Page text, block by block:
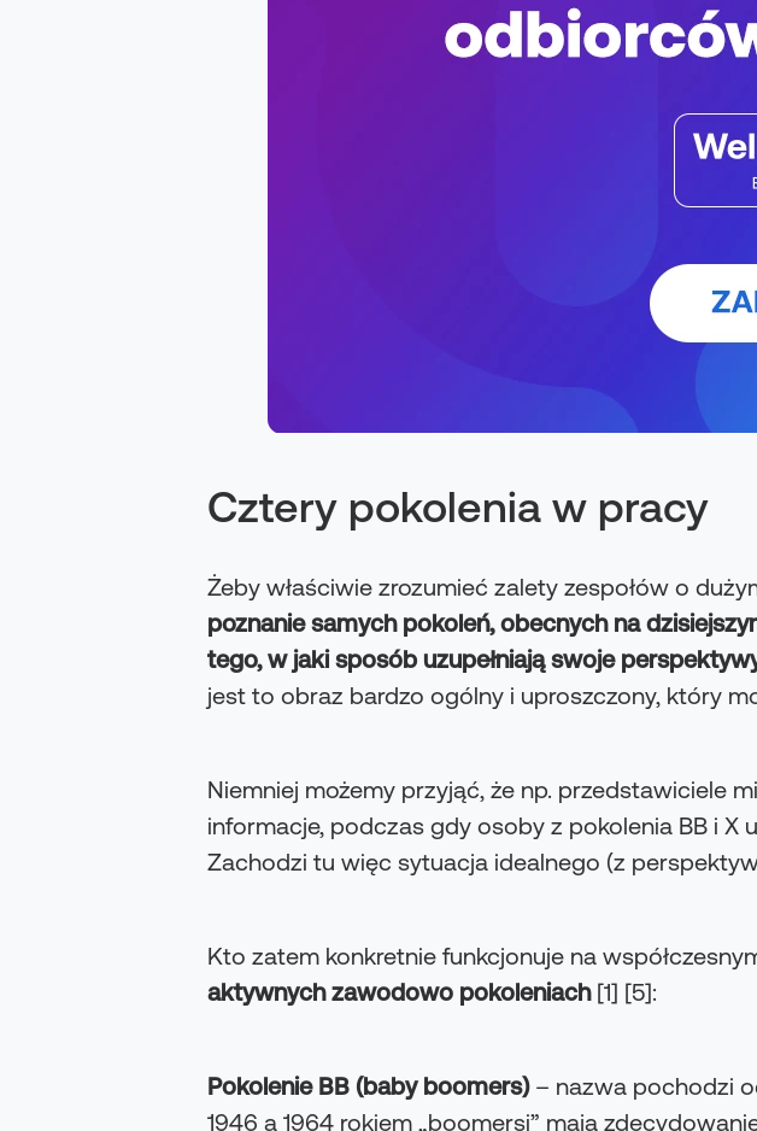
Cztery pokolenia w pracy
Żeby właściwie zrozumieć zalety zespołów o
poznanie samych pokoleń, obecnych na
tego, w jaki sposób uzupełniają swoje
jest to obraz bardzo ogólny i uproszczony, który
Niemniej możemy przyjąć, że np. przedstawiciele
informacje, podczas gdy osoby z pokolenia BB i
Zachodzi tu więc sytuacja idealnego (z
Kto zatem konkretnie funkcjonuje na
aktywnych zawodowo pokoleniach[1] [5]:
Pokolenie BB (baby boomers)– nazwa pochodzi
1946 a 1964 rokiem „boomersi” mają